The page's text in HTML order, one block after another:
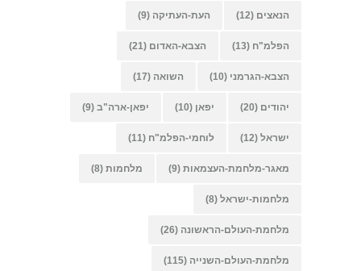
הנאצים (12) העת-העתיקה (9)
הפלמ"ח (13) הצבא-האדום (21)
הצבא-הגרמני (10) השואה (17)
יהודים (20) יפאן (10) יפאן-ארה"ב (9)
ישראל (12) לוחמי-הפלמ"ח (11)
מאגר-מלחמת-העצמאות (9) מלחמות (8)
מלחמות-ישראל (8)
מלחמת-העולם-הראשונה (26)
מלחמת-העולם-השנייה (115)